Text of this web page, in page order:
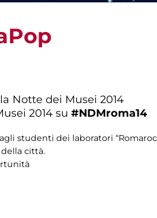
Notte dei Musei 2014
2014 su #NDMroma14
studenti dei laboratori
città.